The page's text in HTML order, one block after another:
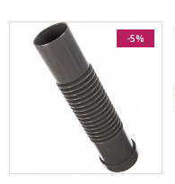
-5%